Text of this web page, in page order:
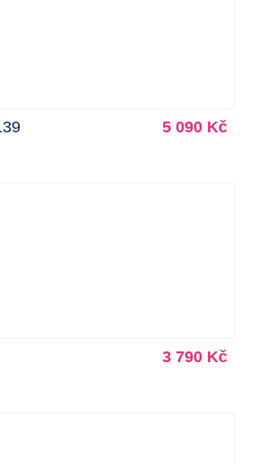
5 090 Kč
3 790 Kč